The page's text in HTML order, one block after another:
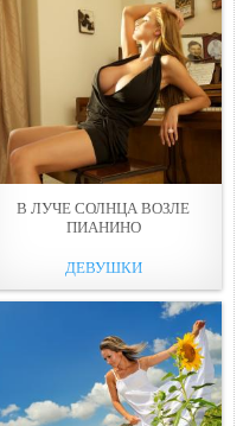
В ЛУЧЕ СОЛНЦА ВОЗЛЕ
ПИАНИНO
ДЕВУШКИ